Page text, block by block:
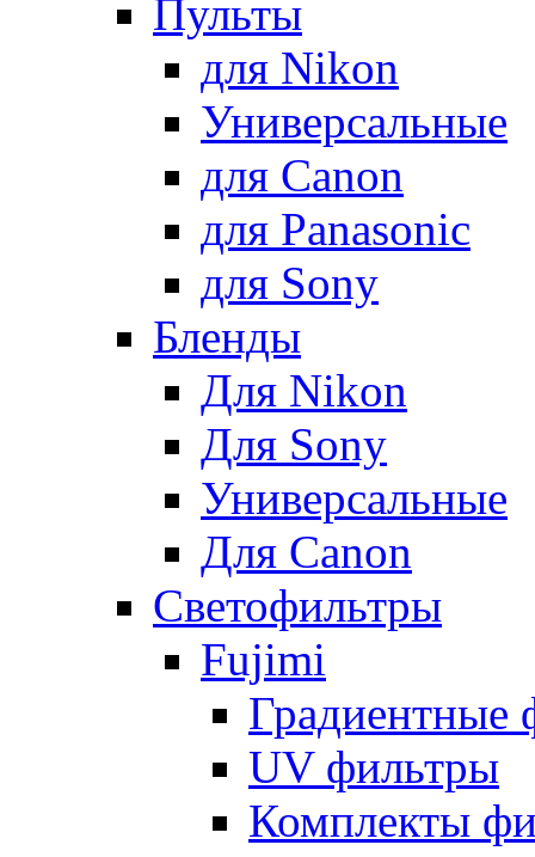
Пульты
для Nikon
Универсальные
для Canon
для Panasonic
для Sony
Бленды
Для Nikon
Для Sony
Универсальные
Для Canon
Светофильтры
Fujimi
Градиентные
UV фильтры
Комплекты